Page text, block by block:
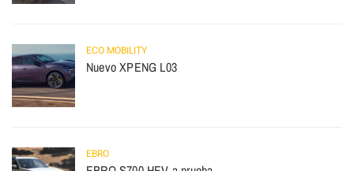
ECO MOBILITY
Nuevo XPENG L03
EBRO